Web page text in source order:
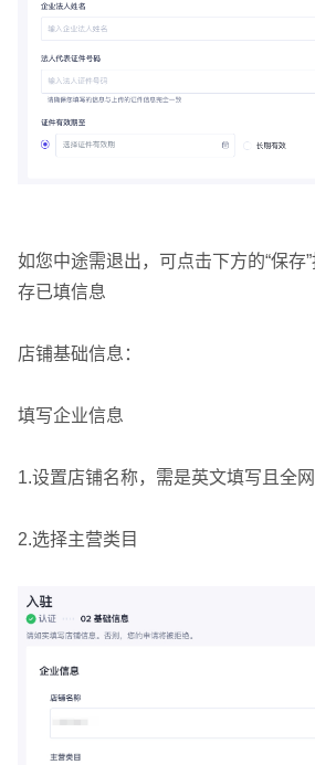
如您中途需退出，可点击下方的“保存
存已填信息
店铺基础信息：
填写企业信息
1.设置店铺名称，需是英文填写且全
2.选择主营类目